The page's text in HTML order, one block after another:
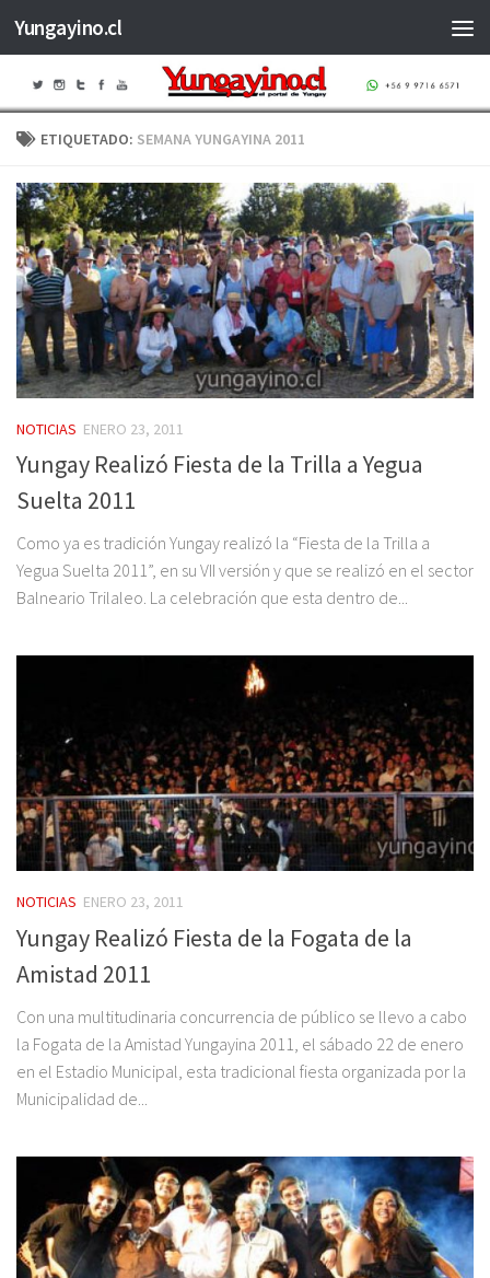
Saltar al contenido
Yungayino.cl
ETIQUETADO: SEMANA YUNGAYINA 2011
NOTICIAS ENERO 23, 2011
Yungay Realizó Fiesta de la Trilla a Yegua
Suelta 2011
Como ya es tradición Yungay realizó la “Fiesta de la Trilla a
Yegua Suelta 2011”, en su VII versión y que se realizó en el sector
Balneario Trilaleo. La celebración que esta dentro de...
NOTICIAS ENERO 23, 2011
Yungay Realizó Fiesta de la Fogata de la
Amistad 2011
Con una multitudinaria concurrencia de público se llevo a cabo
la Fogata de la Amistad Yungayina 2011, el sábado 22 de enero
en el Estadio Municipal, esta tradicional fiesta organizada por la
Municipalidad de...